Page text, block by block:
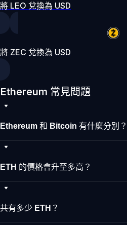
將 LEO 兌換為 USD
將 ZEC 兌換為 USD
Ethereum 常見問題
Ethereum 和 Bitcoin 有什麼分別？
ETH 的價格會升至多高？
共有多少 ETH？